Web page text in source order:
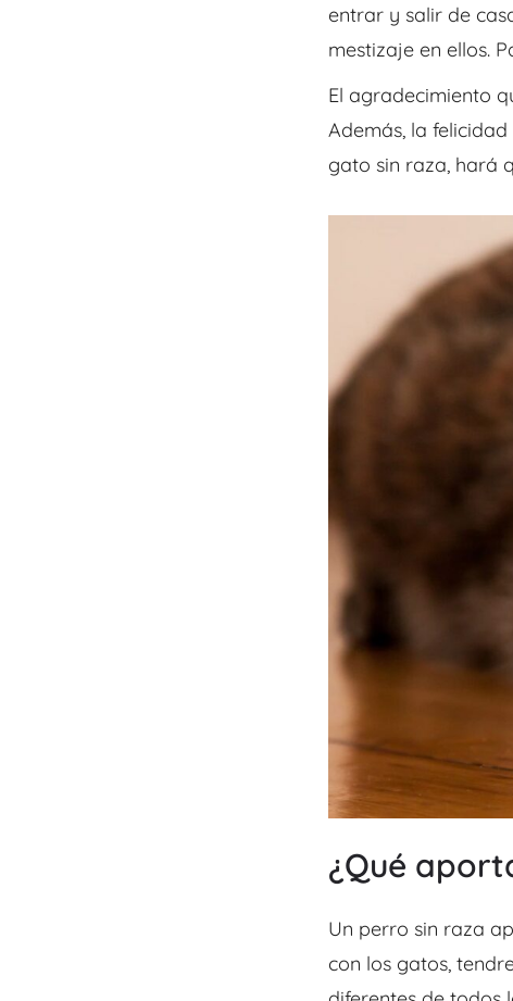
entrar y salir de
mestizaje en ellos.
El agradecimiento
Además, la
gato sin raza, hará
¿Qué
Un perro sin raza
con los gatos,